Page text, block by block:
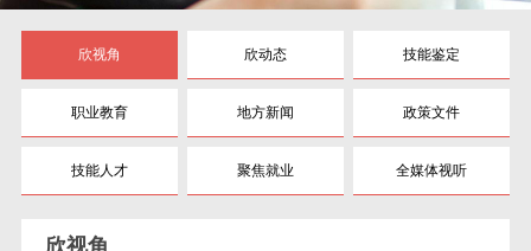
欣视角 欣动态 技能鉴定
职业教育 地方新闻 政策文件
技能人才 聚焦就业 全媒体视听
欣视角